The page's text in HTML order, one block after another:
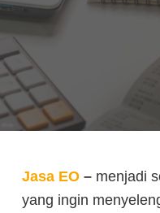
Jasa EO – menjadi
yang ingin